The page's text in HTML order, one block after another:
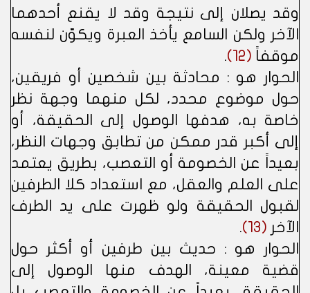
وقد يصلان إلى نتيجة وقد لا يقنع أحدهما
الآخر ولكن السامع يأخذ العبرة ويكوّن لنفسه
موقفاً (12)
.
الحوار هو : محادثة بين شخصين أو فريقين،
حول موضوع محدد، لكل منهما وجهة نظر
خاصة به، هدفها الوصول إلى الحقيقة، أو
إلى أكبر قدر ممكن من تطابق وجهات النظر،
بعيداً عن الخصومة أو التعصب، بطريق يعتمد
على العلم والعقل، مع استعداد كلا الطرفين
لقبول الحقيقة ولو ظهرت على يد الطرف
الآخر (13)
.
الحوار هو : حديث بين طرفين أو أكثر حول
قضية معينة، الهدف منها الوصول إلى